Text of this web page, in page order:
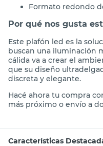
Formato redondo
Por qué nos gusta
Este plafón led es la
buscan una iluminación
cálida va a crear el
que su diseño
discreta y elegante.
Hacé ahora tu compra
más próximo o envío a
Características